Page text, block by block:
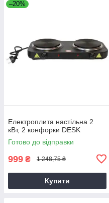
–20%
Електроплита настільна 2
кВт, 2 конфорки DESK
Готово до відправки
999 ₴ 1 248,75 ₴
Купити